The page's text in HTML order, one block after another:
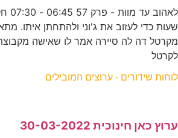
שעות כדי לעזוב את ג'וני ולהתחתן איתו.
מקרטל דה לה סיירה אמר לו שאישה
לקרטל
לוחות שידורים - ערוצים המובילים
ערוץ כאן חינוכית 30-03-2022